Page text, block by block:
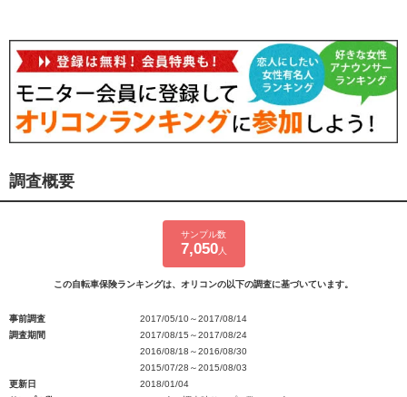
調査概要
サンプル数
7,050人
この自転車保険ランキングは、オリコンの以下の調査に基づいています。
事前調査
2017/05/10～2017/08/14
調査期間
2017/08/15～2017/08/24
2016/08/18～2016/08/30
2015/07/28～2015/08/03
更新日
2018/01/04